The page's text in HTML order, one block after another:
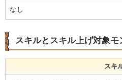
なし
スキルとスキル上げ対象モ
スキ